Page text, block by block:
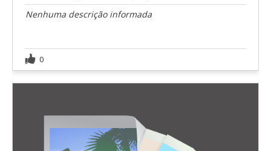
Nenhuma descrição informada
0